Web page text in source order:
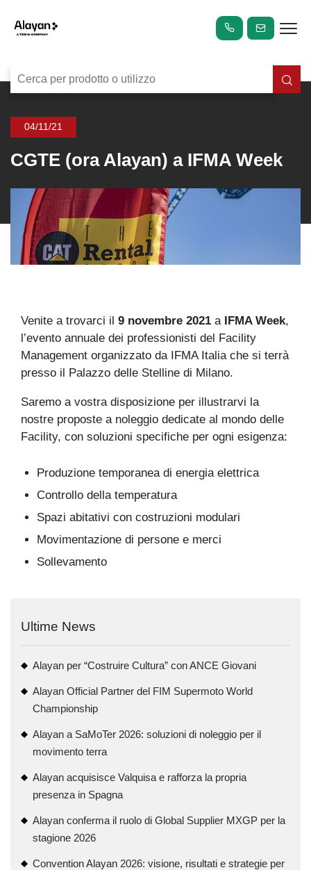
CGTE (ora Alayan) a IFMA Week
04/11/21
Venite a trovarci il 9 novembre 2021 a IFMA Week,
l’evento annuale dei professionisti del Facility
Management organizzato da IFMA Italia che si terrà
presso il Palazzo delle Stelline di Milano.
Saremo a vostra disposizione per illustrarvi la
nostre proposte a noleggio dedicate al mondo delle
Facility, con soluzioni specifiche per ogni esigenza:
Produzione temporanea di energia elettrica
Controllo della temperatura
Spazi abitativi con costruzioni modulari
Movimentazione di persone e merci
Sollevamento
Ultime News
Alayan per “Costruire Cultura” con ANCE Giovani
Alayan Official Partner del FIM Supermoto World
Championship
Alayan a SaMoTer 2026: soluzioni di noleggio per il
movimento terra
Alayan acquisisce Valquisa e rafforza la propria
presenza in Spagna
Alayan conferma il ruolo di Global Supplier MXGP per la
stagione 2026
Convention Alayan 2026: visione, risultati e strategie per